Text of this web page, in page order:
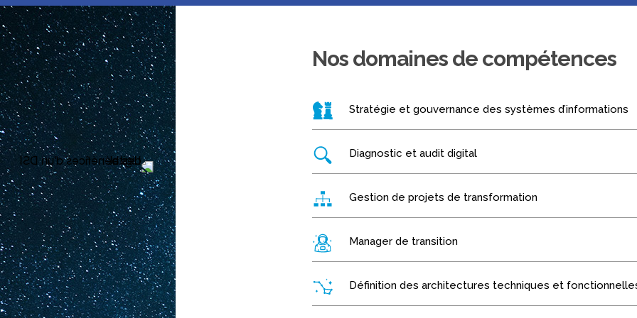
Nos domaines de compétences
Stratégie et gouvernance des systèmes d’informations
Diagnostic et audit digital
Gestion de projets de transformation
Manager de transition
Définition des architectures techniques et